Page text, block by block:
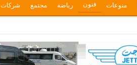
منوعات فنون رياضة مجتمع شركات